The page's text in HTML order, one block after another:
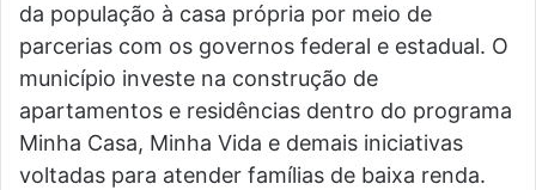
da população à casa própria por meio de
parcerias com os governos federal e estadual. O
município investe na construção de
apartamentos e residências dentro do programa
Minha Casa, Minha Vida e demais iniciativas
voltadas para atender famílias de baixa renda.